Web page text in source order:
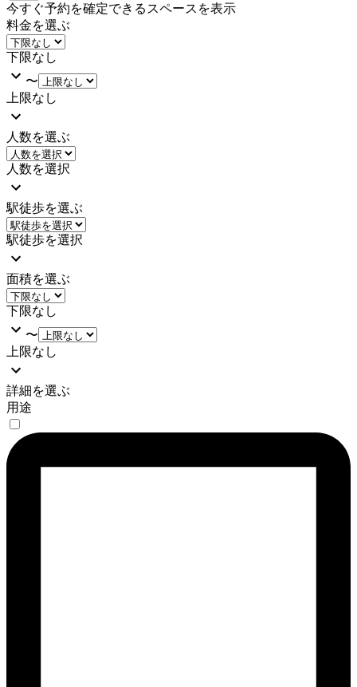
今すぐ予約を確定できるスペースを表示
料金を選ぶ
下限なし
〜
上限なし
人数を選ぶ
人数を選択
駅徒歩を選ぶ
駅徒歩を選択
面積を選ぶ
下限なし
〜
上限なし
詳細を選ぶ
用途